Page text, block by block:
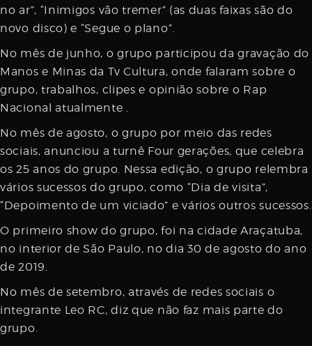
no ar”, “Inimigos vão tremer” (as duas faixas são do
novo disco) e “Segue o plano”.
No mês de junho, o grupo participou da gravação do
Manos e Minas da Tv Cultura, onde falaram sobre o
grupo, trabalhos, clipes e opinião sobre o Rap
Nacional atualmente .
No mês de agosto, o grupo por meio das redes
sociais, anunciou a turnê Four gerações, que celebra
os 25 anos do grupo. Nessa edição, o grupo relembra
vários sucessos do grupo, como “Dia de visita”,
“Depoimento de um viciado” e vários outros sucessos.
O primeiro show do grupo, foi na cidade Araçatuba,
no interior de São Paulo, no dia 30 de agosto do ano
de 2019.
No mês de setembro, através de redes sociais o
integrante Leo RC, diz que não faz mais parte do
grupo.